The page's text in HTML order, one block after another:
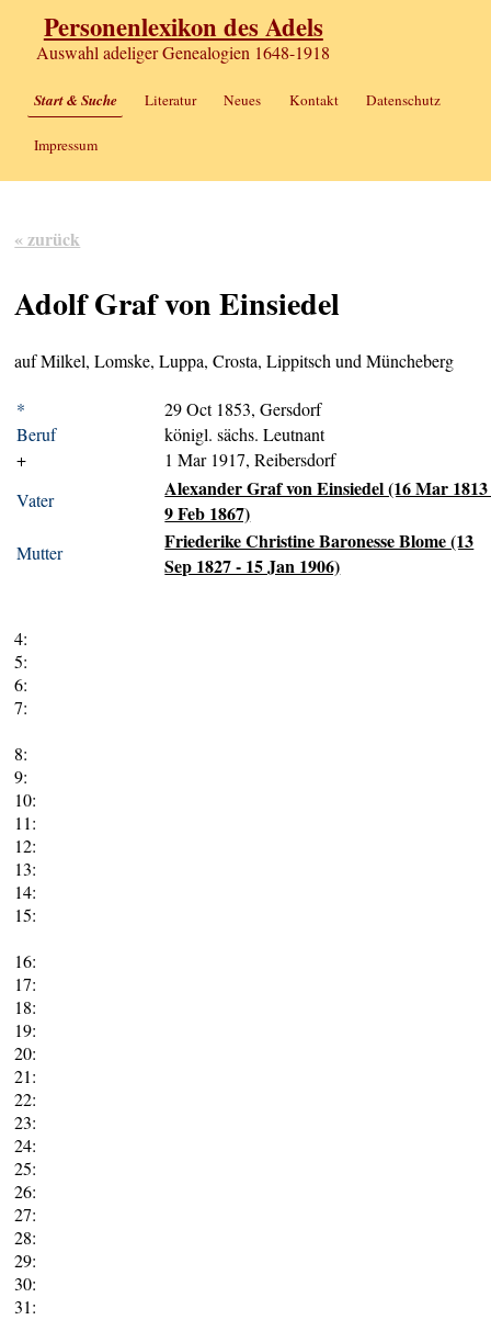
Personenlexikon des Adels
Auswahl adeliger Genealogien 1648-1918
Start & Suche Literatur Neues Kontakt Datenschutz
Impressum
« zurück
Adolf Graf von Einsiedel
auf Milkel, Lomske, Luppa, Crosta, Lippitsch und Müncheberg
*
29 Oct 1853, Gersdorf
Beruf
königl. sächs. Leutnant
+
1 Mar 1917, Reibersdorf
Vater
Alexander Graf von Einsiedel (16 Mar
9 Feb 1867)
Mutter
Friederike Christine Baronesse Blome (13
Sep 1827 - 15 Jan 1906)
4:
5:
6:
7:
8:
9:
10:
11:
12:
13:
14:
15:
16:
17:
18:
19:
20:
21:
22:
23:
24:
25:
26:
27:
28:
29:
30:
31: